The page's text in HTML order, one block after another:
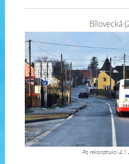
Bílovecká
Po rekonstrukci